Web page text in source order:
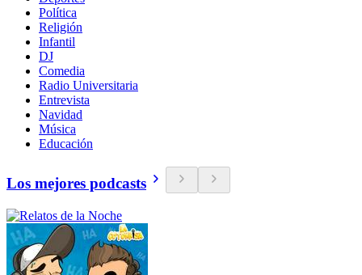
Política
Religión
Infantil
DJ
Comedia
Radio Universitaria
Entrevista
Navidad
Música
Educación
Los mejores podcasts